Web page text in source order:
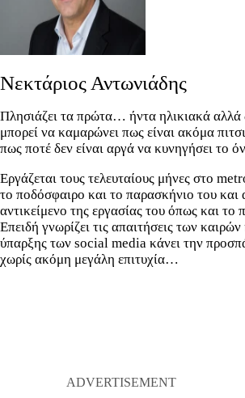
Νεκτάριος Αντωνιάδης
Πλησιάζει τα πρώτα… ήντα ηλικιακά αλλά
μπορεί να καμαρώνει πως είναι ακόμα
πως ποτέ δεν είναι αργά να κυνηγήσει το
Εργάζεται τους τελευταίους μήνες στο
το ποδόσφαιρο και το παρασκήνιο του και
αντικείμενο της εργασίας του όπως και το
Επειδή γνωρίζει τις απαιτήσεις των
ύπαρξης των social media κάνει την
χωρίς ακόμη μεγάλη επιτυχία…